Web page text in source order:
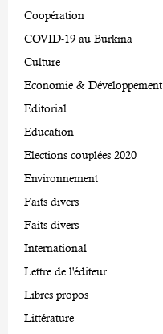
Coopération
COVID-19 au Burkina
Culture
Economie & Développement
Editorial
Education
Elections couplées 2020
Environnement
Faits divers
Faits divers
International
Lettre de l'éditeur
Libres propos
Littérature